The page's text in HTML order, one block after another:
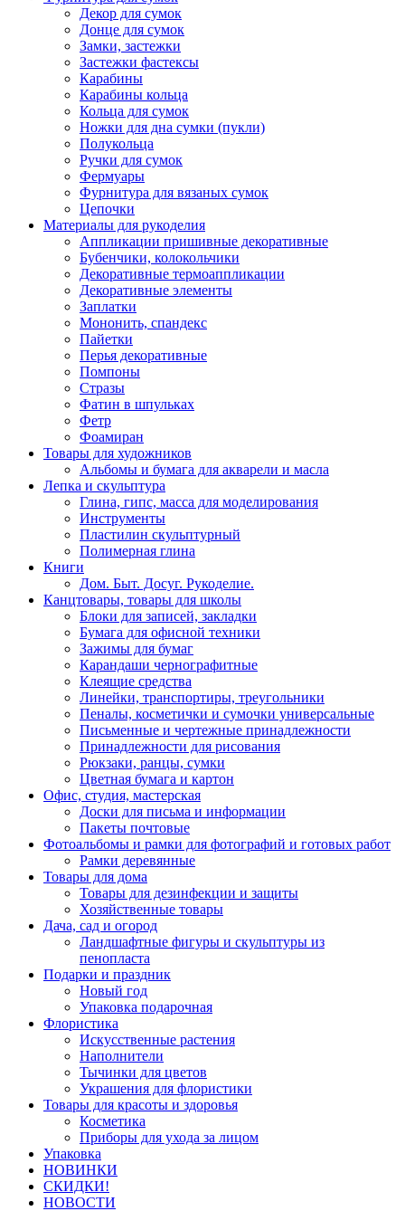
Декор для сумок
Донце для сумок
Замки, застежки
Застежки фастексы
Карабины
Карабины кольца
Кольца для сумок
Ножки для дна сумки (пукли)
Полукольца
Ручки для сумок
Фермуары
Фурнитура для вязаных сумок
Цепочки
Материалы для рукоделия
Аппликации пришивные декоративные
Бубенчики, колокольчики
Декоративные термоаппликации
Декоративные элементы
Заплатки
Мононить, спандекс
Пайетки
Перья декоративные
Помпоны
Стразы
Фатин в шпульках
Фетр
Фоамиран
Товары для художников
Альбомы и бумага для акварели и масла
Лепка и скульптура
Глина, гипс, масса для моделирования
Инструменты
Пластилин скульптурный
Полимерная глина
Книги
Дом. Быт. Досуг. Рукоделие.
Канцтовары, товары для школы
Блоки для записей, закладки
Бумага для офисной техники
Зажимы для бумаг
Карандаши чернографитные
Клеящие средства
Линейки, транспортиры, треугольники
Пеналы, косметички и сумочки универсальные
Письменные и чертежные принадлежности
Принадлежности для рисования
Рюкзаки, ранцы, сумки
Цветная бумага и картон
Офис, студия, мастерская
Доски для письма и информации
Пакеты почтовые
Фотоальбомы и рамки для фотографий и готовых работ
Рамки деревянные
Товары для дома
Товары для дезинфекции и защиты
Хозяйственные товары
Дача, сад и огород
Ландшафтные фигуры и скульптуры из
пенопласта
Подарки и праздник
Новый год
Упаковка подарочная
Флористика
Искусственные растения
Наполнители
Тычинки для цветов
Украшения для флористики
Товары для красоты и здоровья
Косметика
Приборы для ухода за лицом
Упаковка
НОВИНКИ
СКИДКИ!
НОВОСТИ